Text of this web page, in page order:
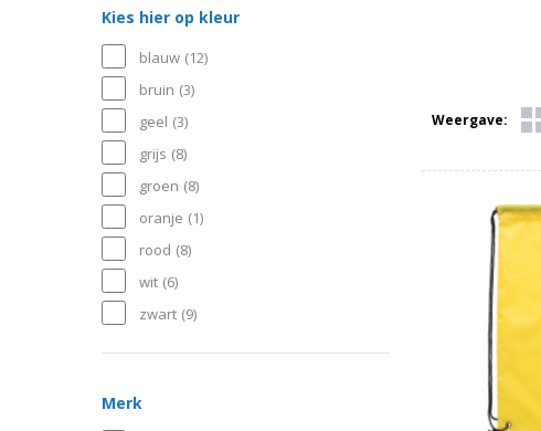
Kies hier op kleur
blauw (12)
bruin (3)
geel (3)
grijs (8)
groen (8)
oranje (1)
rood (8)
wit (6)
zwart (9)
Merk
Weergave: